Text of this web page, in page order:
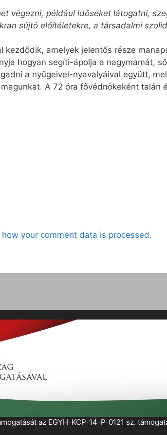
végezni, például időseket látogatni,
sújtó előítéletekre, a társadalmi
kezdődik, amelyek jelentős része
hogyan segíti-ápolja a nagymamát,
a nyűgeivel-nyavalyáival együtt,
A 72 óra fővédnökeként talán
how your comment data is processed.
az EGYH-KCP-14-P-0121 sz.